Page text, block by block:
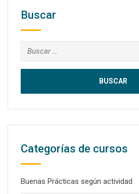
Buscar
Buscar:
Categorías de cursos
Buenas Prácticas según actividad